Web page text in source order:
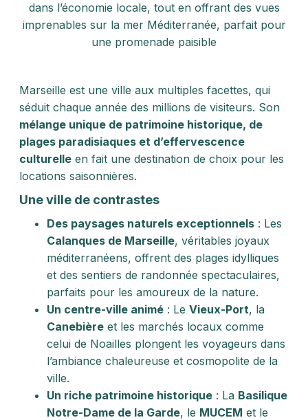
dans l’économie locale, tout en offrant des vues
imprenables sur la mer Méditerranée, parfait pour
une promenade paisible
Marseille est une ville aux multiples facettes, qui
séduit chaque année des millions de visiteurs. Son
mélange unique de patrimoine historique, de
plages paradisiaques et d’effervescence
culturelle en fait une destination de choix pour les
locations saisonnières.
Une ville de contrastes
Des paysages naturels exceptionnels : Les
Calanques de Marseille, véritables joyaux
méditerranéens, offrent des plages idylliques
et des sentiers de randonnée spectaculaires,
parfaits pour les amoureux de la nature.
Un centre-ville animé : Le Vieux-Port, la
Canebière et les marchés locaux comme
celui de Noailles plongent les voyageurs dans
l’ambiance chaleureuse et cosmopolite de la
ville.
Un riche patrimoine historique : La Basilique
Notre-Dame de la Garde, le MUCEM et le